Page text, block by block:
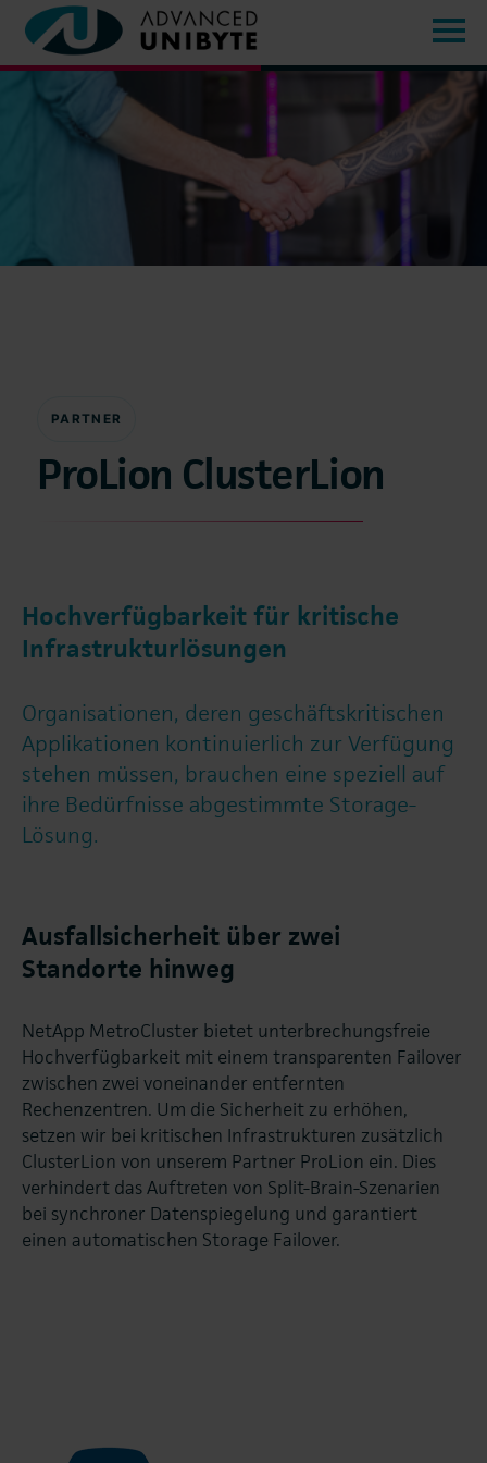
PARTNER
ProLion ClusterLion
Hochverfügbarkeit für kritische
Infrastrukturlösungen
Organisationen, deren geschäftskritischen
Applikationen kontinuierlich zur Verfügung
stehen müssen, brauchen eine speziell auf
ihre Bedürfnisse abgestimmte Storage-
Lösung.
Ausfallsicherheit über zwei
Standorte hinweg
NetApp MetroCluster bietet unterbrechungsfreie
Hochverfügbarkeit mit einem transparenten Failover
zwischen zwei voneinander entfernten
Rechenzentren. Um die Sicherheit zu erhöhen,
setzen wir bei kritischen Infrastrukturen zusätzlich
ClusterLion von unserem Partner ProLion ein. Dies
verhindert das Auftreten von Split-Brain-Szenarien
bei synchroner Datenspiegelung und garantiert
einen automatischen Storage Failover.